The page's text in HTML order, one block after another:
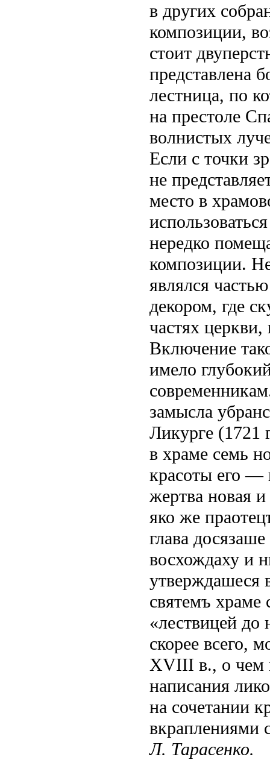
в других
композиции,
стоит
представлена
лестница, по
на престоле
волнистых
Если с точки
не
место в
нередко
композиции.
являлся
декором, где
частях
Включение
имело
замысла
Ликурге (1721
в храме семь
красоты его —
жертва новая
яко же
глава
восхождаху и
утверждашеся
святемъ храме
«лествицей
скорее всего,
XVIII в., о чем
написания
на сочетании
вкраплениями
Л. Тарасенко.